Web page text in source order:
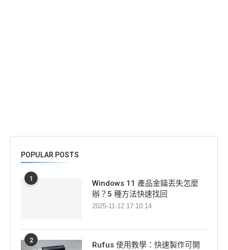
POPULAR POSTS
1
Windows 11 產品金鑰丟失怎麼
辦？5 種方法快速找回
2025-11-12 17:10:14
2
Rufus 使用教學：快速製作可開